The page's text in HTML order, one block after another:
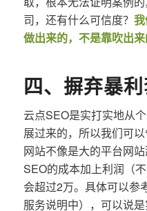
司，还有什么可信度？
做出来的，不是靠吹出来
四、摒弃暴
云点SEO是实打实地从
展过来的，所以我们可
网站不像是大的平台网
SEO的成本加上利润（
会超过2万。具体可以参
服务说明中），可以说